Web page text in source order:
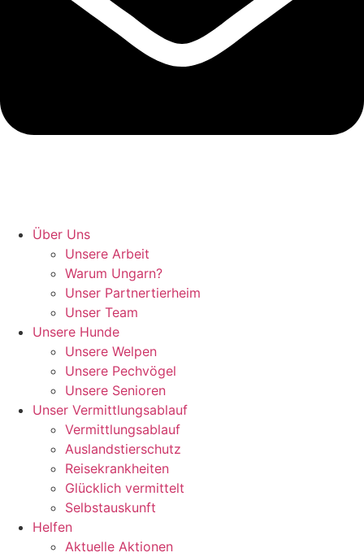
Über Uns
Unsere Arbeit
Warum Ungarn?
Unser Partnertierheim
Unser Team
Unsere Hunde
Unsere Welpen
Unsere Pechvögel
Unsere Senioren
Unser Vermittlungsablauf
Vermittlungsablauf
Auslandstierschutz
Reisekrankheiten
Glücklich vermittelt
Selbstauskunft
Helfen
Aktuelle Aktionen